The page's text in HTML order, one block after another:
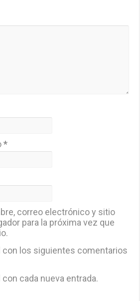
*
correo electrónico y sitio
para la próxima vez que
con los siguientes comentarios
cada nueva entrada.